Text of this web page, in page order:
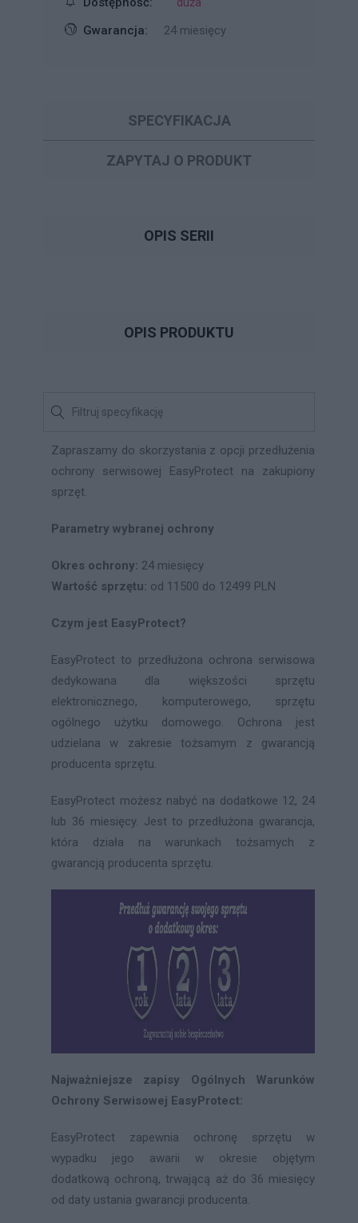
Gwarancja:
24 miesięcy
SPECYFIKACJA
ZAPYTAJ O PRODUKT
OPIS SERII
OPIS PRODUKTU
Zapraszamy do skorzystania z opcji przedłużenia
ochrony serwisowej EasyProtect na zakupiony
sprzęt.
Parametry wybranej ochrony
Okres ochrony: 24 miesięcy
Wartość sprzętu: od 11500 do 12499 PLN
Czym jest EasyProtect?
EasyProtect to przedłużona ochrona serwisowa
dedykowana dla większości sprzętu
elektronicznego, komputerowego, sprzętu
ogólnego użytku domowego. Ochrona jest
udzielana w zakresie tożsamym z gwarancją
producenta sprzętu.
EasyProtect możesz nabyć na dodatkowe 12, 24
lub 36 miesięcy. Jest to przedłużona gwarancja,
która działa na warunkach tożsamych z
gwarancją producenta sprzętu.
Najważniejsze zapisy Ogólnych Warunków
Ochrony Serwisowej EasyProtect:
EasyProtect zapewnia ochronę sprzętu w
wypadku jego awarii w okresie objętym
dodatkową ochroną, trwającą aż do 36 miesięcy
od daty ustania gwarancji producenta.